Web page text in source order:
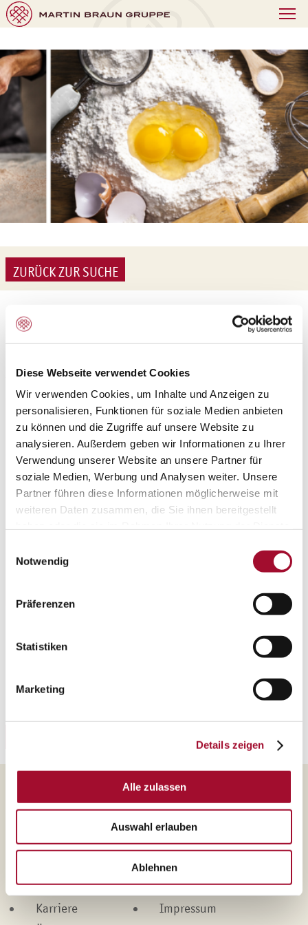
Diese Webseite verwendet Cookies
Wir verwenden Cookies, um Inhalte und Anzeigen zu
personalisieren, Funktionen für soziale Medien anbieten
zu können und die Zugriffe auf unsere Website zu
analysieren. Außerdem geben wir Informationen zu Ihrer
Verwendung unserer Website an unsere Partner für
soziale Medien, Werbung und Analysen weiter. Unsere
Partner führen diese Informationen möglicherweise mit
weiteren Daten zusammen, die Sie ihnen bereitgestellt
Notwendig
Präferenzen
Statistiken
Marketing
Details zeigen
Alle zulassen
Auswahl erlauben
Ablehnen
ZURÜCK ZUR SUCHE
Haben Sie Interesse an diesem Rezept? Dann können
Sie sich das hier herunterladen.
Martin Braun-Gruppe
Produkte
Kontakt
Datenschutz
Leistungen
Cookies
Karriere
Impressum